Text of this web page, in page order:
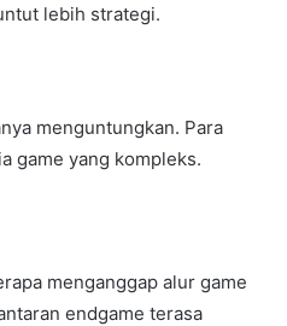
lebih strategi.
menguntungkan. Para
game yang kompleks.
menganggap alur game
endgame terasa